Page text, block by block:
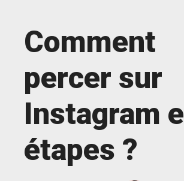
contenuComment
percer sur
Instagram
étapes ?